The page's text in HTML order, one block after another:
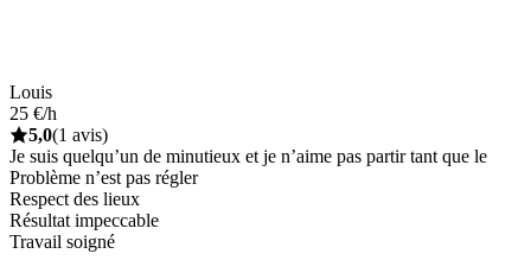
Louis
25 €/h
5,0(1 avis)
Je suis quelqu’un de minutieux et je n’aime pas partir tant que le
Problème n’est pas régler
Respect des lieux
Résultat impeccable
Travail soigné